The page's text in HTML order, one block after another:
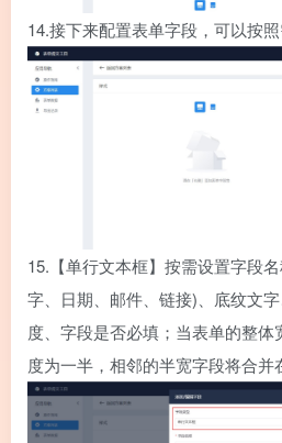
14.接下来配置表单字段，可以按
15. 【单行文本框】按需设置字段
字、日期、邮件、链接)、底纹文
度、字段是否必填；当表单的整
度为一半，相邻的半宽字段将合并